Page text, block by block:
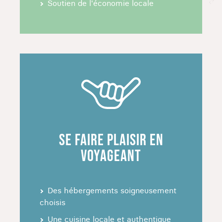
artistique de Cuba tout en découvrant la nature
CUBA : DURÉE ET ACTIVITÉS
PERSONNALISÉES
Faire un road trip en Camping-car à Cuba
séjour en Camping car à Cuba
conduira à travers les meilleures fermes agro-
Soutien de l'économie locale
SE FAIRE PLAISIR EN
VOYAGEANT
Des hébergements soigneusement
choisis
Une cuisine locale et authentique